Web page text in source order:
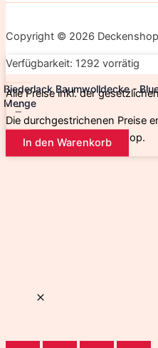
Copyright © 2026
Alle Preise inkl. der
Die durchgestrichenen Preise
Preis in diesem Online-Shop.
Verfügbarkeit: 1292 vorrätig
-
Biederlack Baumwolldecke -
Menge
In den Warenkorb